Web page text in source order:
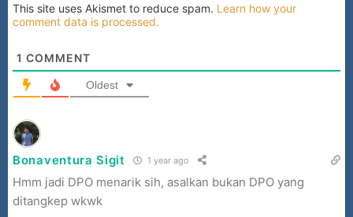
This site uses Akismet to reduce spam. Learn how your
comment data is processed.
1 COMMENT
Oldest
Bonaventura Sigit 1 year ago
Hmm jadi DPO menarik sih, asalkan bukan DPO yang
ditangkep wkwk